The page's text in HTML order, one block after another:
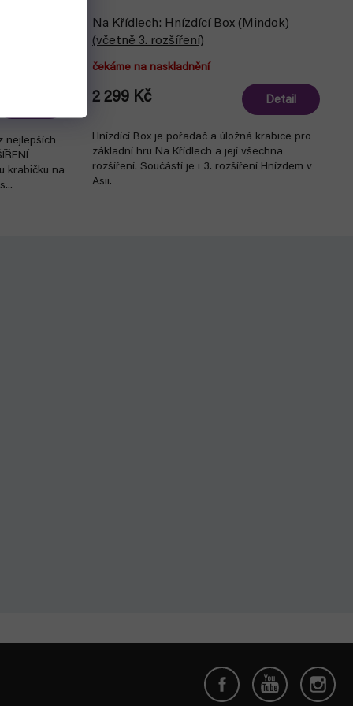
nejlepších
krabičku na
Na Křídlech: Hnízdící Box (Mindok)
(včetně 3. rozšíření)
čekáme na naskladnění
2 299 Kč Detail
Hnízdící Box je pořadač a úložná krabice pro
základní hru Na Křídlech a její všechna
rozšíření. Součástí je i 3. rozšíření Hnízdem v
Asii.